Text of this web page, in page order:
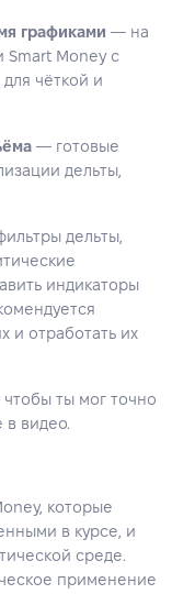
графиками — на
Smart Money с
чёткой и
— готовые
дельты,
дельты,
индикаторы
и отработать их
ты мог точно
в видео.
которые
в курсе, и
среде.
применение